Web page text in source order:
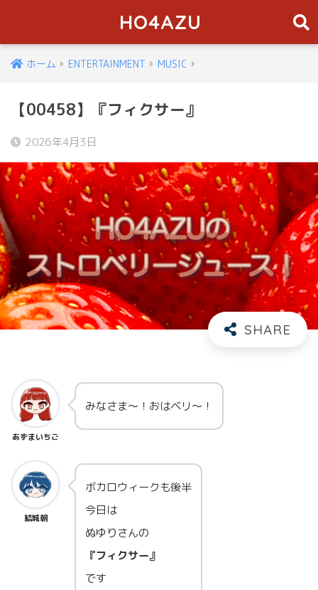
HO4AZU
ホーム ENTERTAINMENT MUSIC
【00458】『フィクサー』
2026年4月3日
あずまいちご
みなさま～！おはベリ～！
結城朝
ボカロウィークも後半
今日は
ぬゆりさんの
『フィクサー』
です